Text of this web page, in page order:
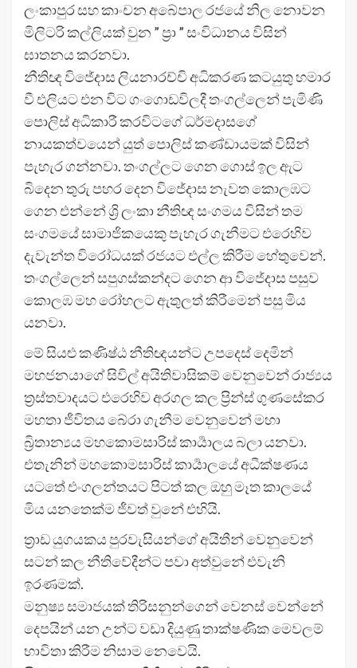
ලංකාපුර සහ කාංචන අබේපාල රජයේ නිල නොවන
මිලිටරි කල්ලියක් වුන ” ප්‍රා ” සංවිධානය විසින්
ඝාතනය කරනවා.
නීතිඥ විජේදාස ලියනාරච්චි අධිකරණ කටයුතු හමාර
වී එලියට එන විට ගංගොඩවිලදී තංගල්ලෙන් පැමිණි
පොලිස් අධිකාරී කරවිටගේ ධර්මදාසගේ
නායකත්වයෙන් යුත් පොලිස් කණ්ඩායමක් විසින්
පැහැර ගන්නවා. තංගල්ලට ගෙන ගොස් ඉල ඇට
බිදෙන තුරු පහර දෙන විජේදාස නැවත කොලඹට
ගෙන එන්නේ ශ්‍රි ලංකා නීතිඥ සංගමය විසින් තම
සංගමයේ සාමාජිකයෙකු පැහැර ගැනීමට එරෙහිව
දැවැන්ත විරෝධයක් රජයට එල්ල කිරීම හේතුවෙන්.
තංගල්ලෙන් සපුගස්කන්දට ගෙන ආ විජේදාස පසුව
කොලඹ මහ රෝහලට ඇතුලත් කිරීමෙන් පසු මිය
යනවා.
මේ සියළු කණිෂ්ඨ නීතිඥයන්ට උපදෙස් දෙමින්
මහජනයාගේ සිවිල් අයිතිවාසිකම් වෙනුවෙන් රාජ්‍යය
ත්‍රස්තවාදයට එරෙහිව අරගල කල ප්‍රින්ස් ගුණසේකර
මහතා ජීවිතය බේරා ගැනීම වෙනුවෙන් මහා
බ්‍රිතාන්‍යය මහකොමසාරිස් කාර්‍යාලය බලා යනවා.
එතැනින් මහකොමසාරිස් කාර්‍යාලයේ අධීක්ෂණය
යටතේ එංගලන්තයට පිටත් කල ඔහු මෑත කාලයේ
මිය යනතෙක්ම ජීවත් වුනේ එහියි.
ත්‍රාඩ යුගයකය පුරවැසියන්ගේ අයිතීන් වෙනුවෙන්
සටන් කල නීතිවේදීන්ට පවා අත්වුනේ එවැනි
ඉරණමක්.
මනුෂ්‍ය සමාජයක් තිරිසනුන්ගෙන් වෙනස් වෙන්නේ
දෙපයින් යන උන්ට වඩා දියුණු තාක්ෂණික මෙවලම්
භාවිතා කිරීම නිසාම නෙවෙයි.